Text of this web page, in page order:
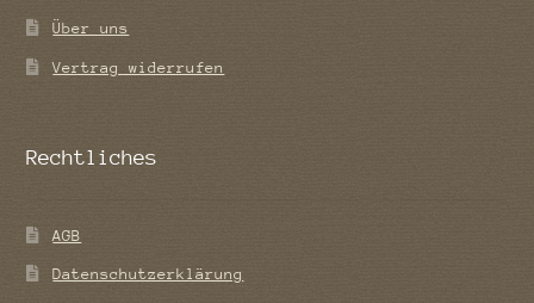
Über uns
Vertrag widerrufen
Rechtliches
AGB
Datenschutzerklärung